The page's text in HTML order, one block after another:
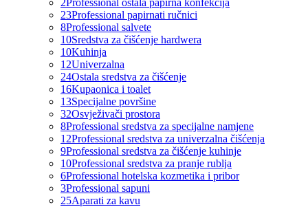
2Professional ostala papirna konfekcija
23Professional papirnati ručnici
8Professional salvete
10Sredstva za čišćenje hardwera
10Kuhinja
12Univerzalna
24Ostala sredstva za čišćenje
16Kupaonica i toalet
13Specijalne površine
32Osvježivači prostora
8Professional sredstva za specijalne namjene
12Professional sredstva za univerzalna čišćenja
9Professional sredstva za čišćenje kuhinje
10Professional sredstva za pranje rublja
6Professional hotelska kozmetika i pribor
3Professional sapuni
25Aparati za kavu